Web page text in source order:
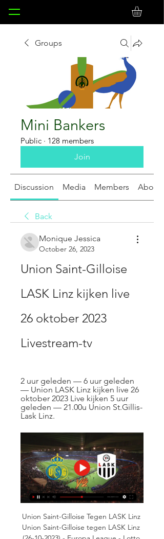
Groups
Mini Bankers
Public · 128 members
Join
Discussion Media Members About
Back
Monique Jessica
October 26, 2023
Union Saint-Gilloise
LASK Linz kijken live
26 oktober 2023
Livestream-tv
2 uur geleden — 6 uur geleden
— Union LASK Linz kijken live 26
oktober 2023 Live kijken 5 uur
geleden — 21.00u Union St.Gillis-
Lask Linz.
Union Saint-Gilloise Tegen LASK Linz
Union Saint-Gilloise tegen LASK Linz